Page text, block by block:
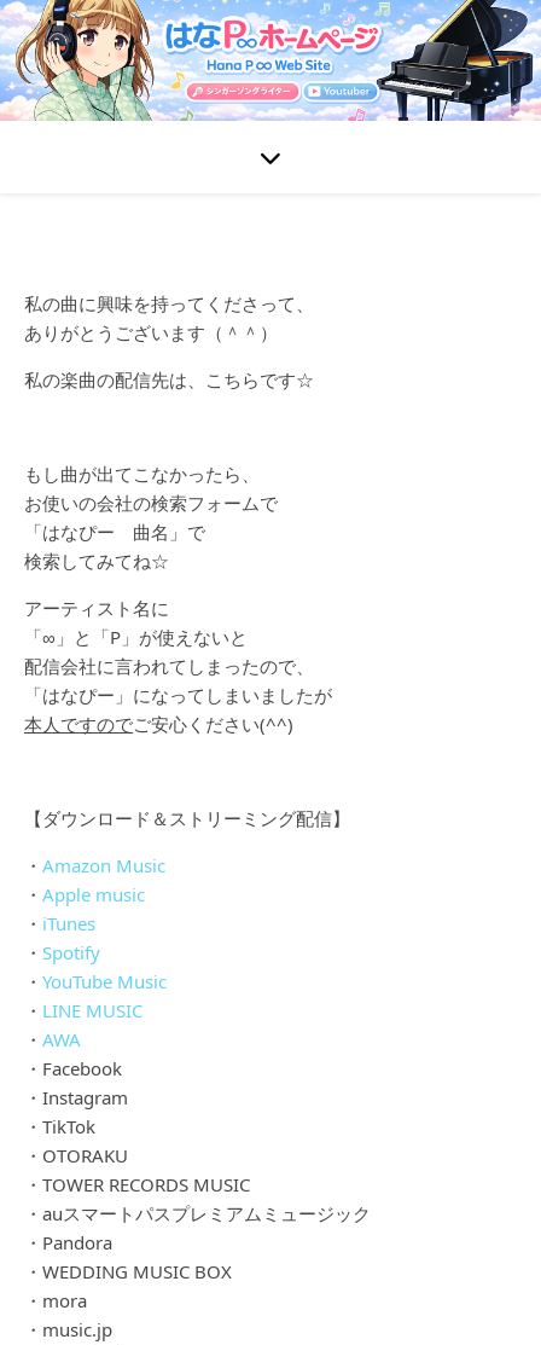
私の曲に興味を持ってくださって、
ありがとうございます（＾＾）
私の楽曲の配信先は、こちらです☆
もし曲が出てこなかったら、
お使いの会社の検索フォームで
「はなぴー 曲名」で
検索してみてね☆
アーティスト名に
「∞」と「P」が使えないと
配信会社に言われてしまったので、
「はなぴー」になってしまいましたが
本人ですのでご安心ください(^^)
【ダウンロード＆ストリーミング配信】
・ Amazon Music
・ Apple music
・ iTunes
・ Spotify
・ YouTube Music
・ LINE MUSIC
・ AWA
・Facebook
・Instagram
・TikTok
・OTORAKU
・TOWER RECORDS MUSIC
・auスマートパスプレミアムミュージック
・Pandora
・WEDDING MUSIC BOX
・mora
・music.jp